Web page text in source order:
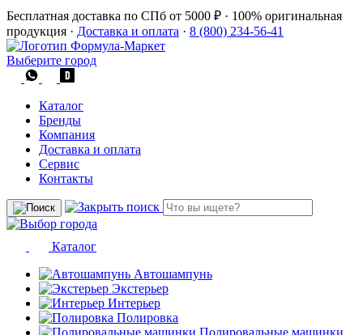
Бесплатная доставка по СПб от 5000 ₽ · 100% оригинальная
продукция · Доставка и оплата · 8 (800) 234-56-41
Выберите город
Каталог
Бренды
Компания
Доставка и оплата
Сервис
Контакты
Каталог
Автошампунь
Экстерьер
Интерьер
Полировка
Полировальные машинки